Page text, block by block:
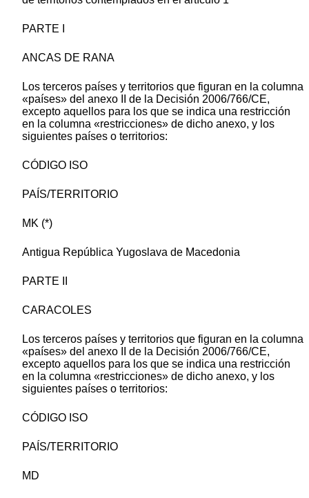
PARTE I
ANCAS DE RANA
Los terceros países y territorios que figuran en la columna
«países» del anexo II de la Decisión 2006/766/CE,
excepto aquellos para los que se indica una restricción
en la columna «restricciones» de dicho anexo, y los
siguientes países o territorios:
CÓDIGO ISO
PAÍS/TERRITORIO
MK (*)
Antigua República Yugoslava de Macedonia
PARTE II
CARACOLES
Los terceros países y territorios que figuran en la columna
«países» del anexo II de la Decisión 2006/766/CE,
excepto aquellos para los que se indica una restricción
en la columna «restricciones» de dicho anexo, y los
siguientes países o territorios:
CÓDIGO ISO
PAÍS/TERRITORIO
MD